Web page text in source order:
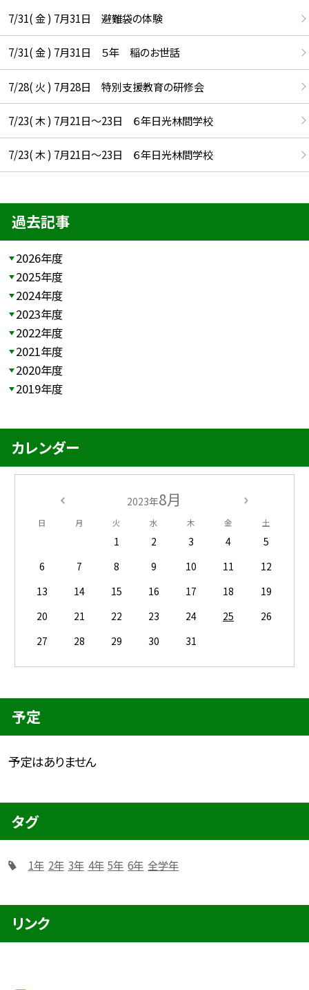
7/31( 金 ) 7月31日 避難袋の体験
7/31( 金 ) 7月31日 ５年 稲のお世話
7/28( 火 ) 7月28日 特別支援教育の研修会
7/23( 木 ) 7月21日〜23日 ６年日光林間学校
7/23( 木 ) 7月21日〜23日 ６年日光林間学校
過去記事
2026年度
2025年度
2024年度
2023年度
2022年度
2021年度
2020年度
2019年度
カレンダー
2023年8月
日 月 火 水 木 金 土
1 2 3 4
5
6
7 8 9 10 11
12
13
14 15 16 17 18
19
20
21 22 23 24 25
26
27
28 29 30 31
予定
予定はありません
タグ
1年 2年 3年 4年 5年 6年 全学年
リンク